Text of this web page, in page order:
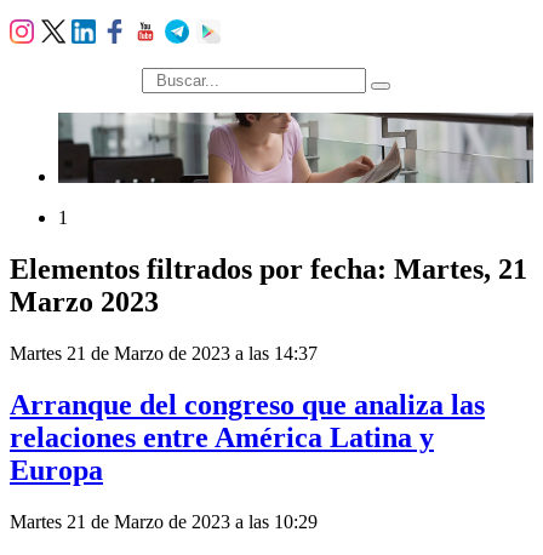
búsqueda
1
Elementos filtrados por fecha: Martes, 21
Marzo 2023
Martes 21 de Marzo de 2023 a las 14:37
Arranque del congreso que analiza las
relaciones entre América Latina y
Europa
Martes 21 de Marzo de 2023 a las 10:29